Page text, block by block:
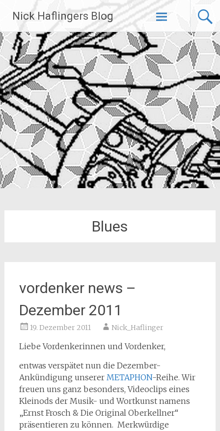
Inhalt
springen
Nick Haflingers Blog
Blues
vordenker news –
Dezember 2011
19. Dezember 2011 Nick_Haflinger
Liebe Vordenkerinnen und Vordenker,
entwas verspätet nun die Dezember-
Ankündigung unserer METAPHON-Reihe. Wir
freuen uns ganz besonders, Videoclips eines
Kleinods der Musik- und Wortkunst namens
„Ernst Frosch & Die Original Oberkellner“
präsentieren zu können. Merkwürdige